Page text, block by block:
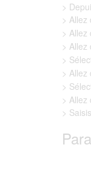
>
> Allez
> Allez
> Allez
>
>
>
> Allez
>